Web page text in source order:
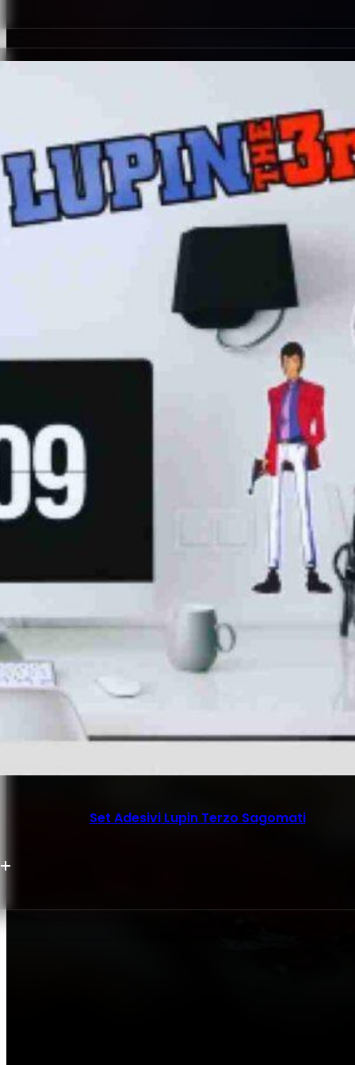
Set Adesivi Lupin Terzo Sagomati